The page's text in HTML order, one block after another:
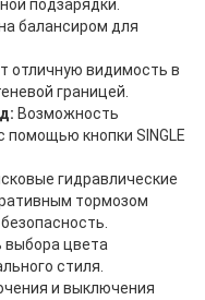
подзарядки.
балансиром для
отличную видимость в
границей.
Возможность
помощью кнопки SINGLE
гидравлические
тормозом
цвета
стиля.
и выключения